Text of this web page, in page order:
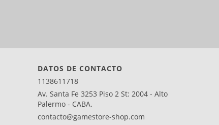
DATOS DE CONTACTO
1138611718
Av. Santa Fe 3253 Piso 2 St: 2004 - Alto
Palermo - CABA.
contacto@gamestore-shop.com